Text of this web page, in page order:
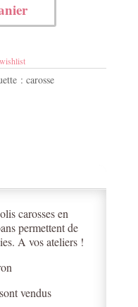
: carosse
carosses en
permettent de
A vos ateliers !
vendus